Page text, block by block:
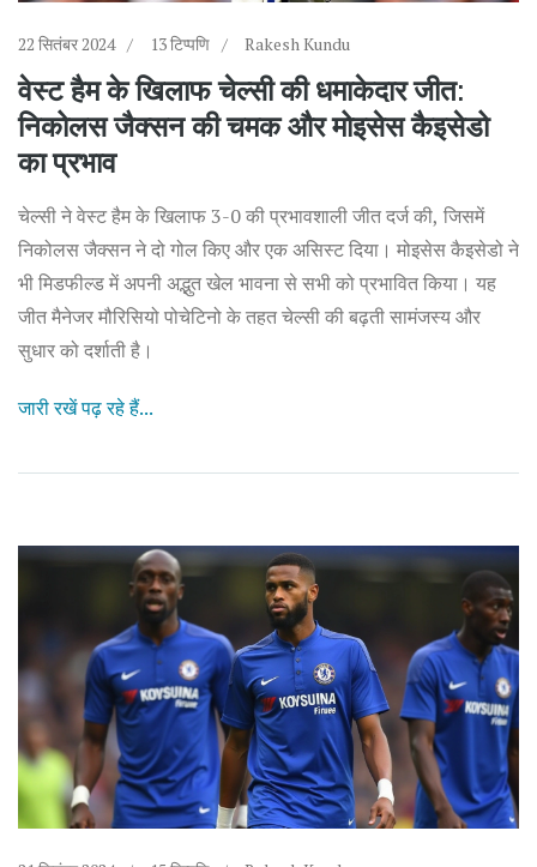
22 सितंबर 2024 13 टिप्पणि Rakesh Kundu
वेस्ट हैम के खिलाफ चेल्सी की धमाकेदार जीत:
निकोलस जैक्सन की चमक और मोइसेस कैइसेडो
का प्रभाव
चेल्सी ने वेस्ट हैम के खिलाफ 3-0 की प्रभावशाली जीत दर्ज की, जिसमें
निकोलस जैक्सन ने दो गोल किए और एक असिस्ट दिया। मोइसेस कैइसेडो ने
भी मिडफील्ड में अपनी अद्भुत खेल भावना से सभी को प्रभावित किया। यह
जीत मैनेजर मौरिसियो पोचेटिनो के तहत चेल्सी की बढ़ती सामंजस्य और
सुधार को दर्शाती है।
जारी रखें पढ़ रहे हैं...